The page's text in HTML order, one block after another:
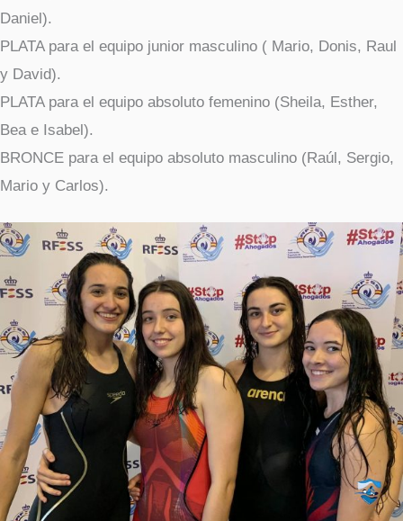
Daniel).
PLATA para el equipo junior masculino ( Mario, Donis, Raul
y David).
PLATA para el equipo absoluto femenino (Sheila, Esther,
Bea e Isabel).
BRONCE para el equipo absoluto masculino (Raúl, Sergio,
Mario y Carlos).